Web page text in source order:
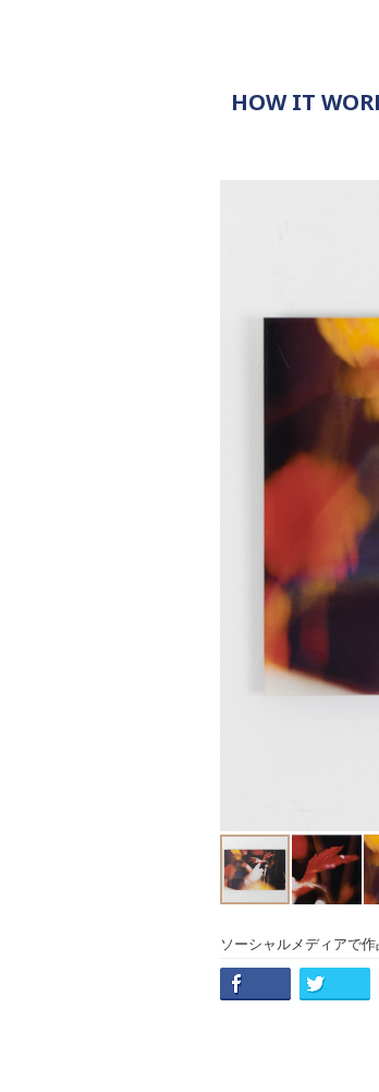
HOW IT
REQUEST
ソーシャルメディアで